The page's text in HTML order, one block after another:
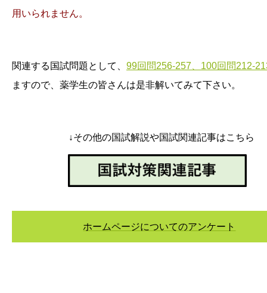
用いられません。
関連する国試問題として、 99回問256-257、100回問212-
ますので、薬学生の皆さんは是非解いてみて下さい。
↓その他の国試解説や国試関連記事はこちら
ホームページについてのアンケート